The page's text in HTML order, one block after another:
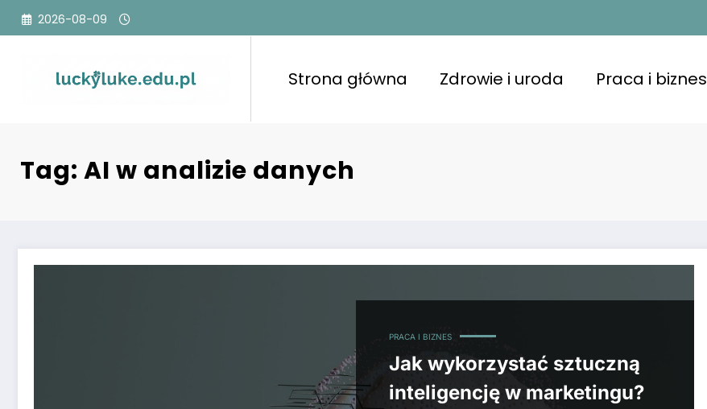
Przejdź
2026-08-09
Strona główna Zdrowie i uroda Praca i biznes
Tag: AI w analizie danych
PRACA I BIZNES
Jak wykorzystać sztuczną
inteligencję w marketingu?